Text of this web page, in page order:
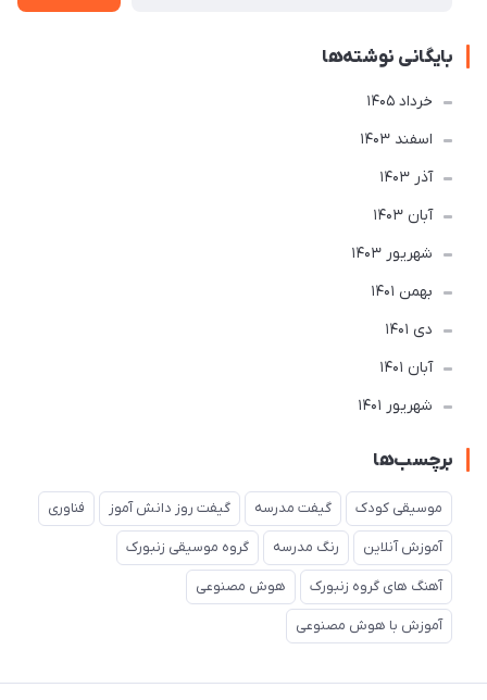
بایگانی نوشته‌ها
خرداد 1405
اسفند 1403
آذر 1403
آبان 1403
شهریور 1403
بهمن 1401
دی 1401
آبان 1401
شهریور 1401
برچسب‌ها
موسیقی کودک گیفت مدرسه گیفت روز دانش آموز فناوری
آموزش آنلاین رنگ مدرسه گروه موسیقی زنبورک
آهنگ های گروه زنبورک هوش مصنوعی
آموزش با هوش مصنوعی